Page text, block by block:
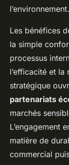
l’environnement.
Les bénéfices
la simple
processus
l’efficacité et
stratégique
partenariats
marchés
L’engagement
matière de
commercial